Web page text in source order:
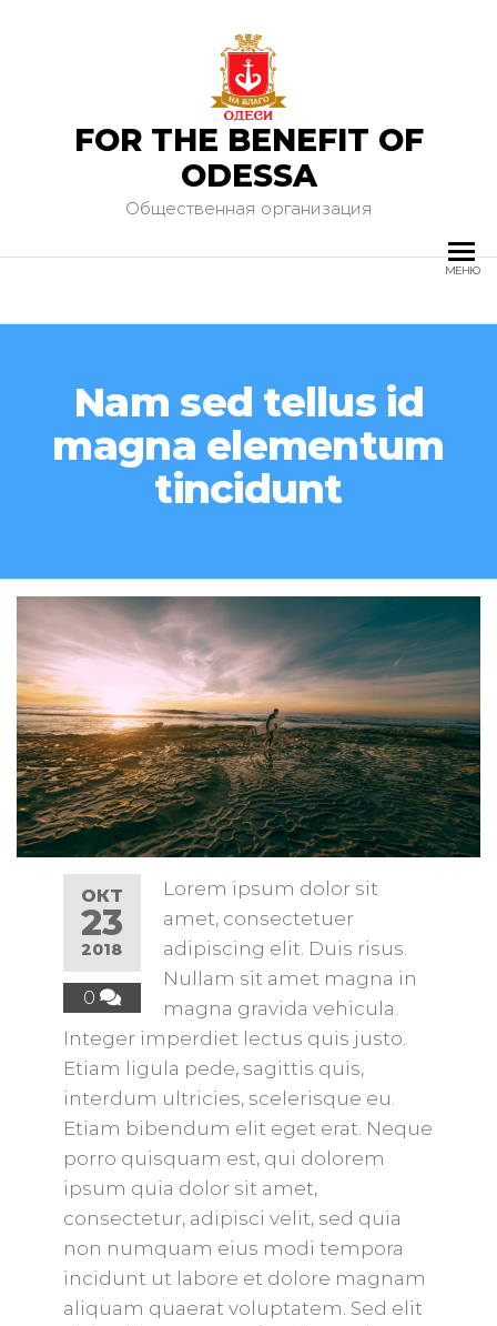
FOR THE BENEFIT OF
ODESSA
Общественная организация
МЕНЮ
Nam sed tellus id
magna elementum
tincidunt
ОКТ
23
2018
0
Lorem ipsum dolor sit
amet, consectetuer
adipiscing elit. Duis risus.
Nullam sit amet magna in
magna gravida vehicula.
Integer imperdiet lectus quis justo.
Etiam ligula pede, sagittis quis,
interdum ultricies, scelerisque eu.
Etiam bibendum elit eget erat. Neque
porro quisquam est, qui dolorem
ipsum quia dolor sit amet,
consectetur, adipisci velit, sed quia
non numquam eius modi tempora
incidunt ut labore et dolore magnam
aliquam quaerat voluptatem. Sed elit